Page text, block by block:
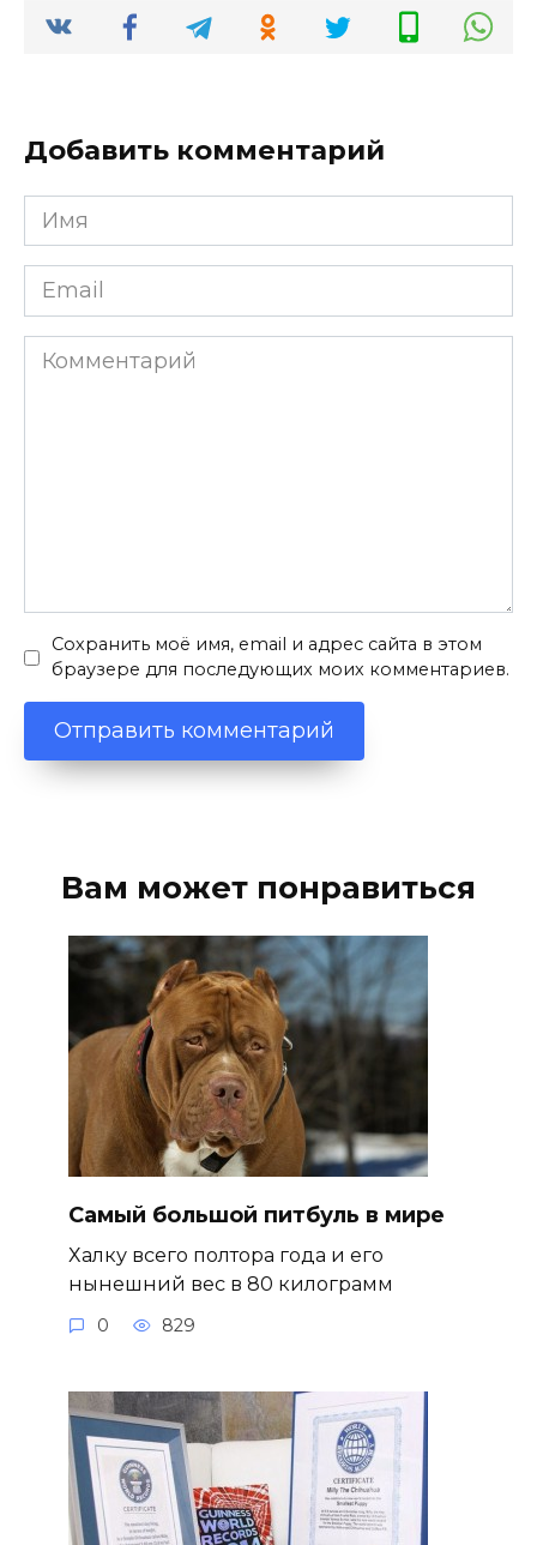
Добавить комментарий
Имя
*
Email
*
Комментарий
Сохранить моё имя, email и адрес сайта в этом
браузере для последующих моих комментариев.
Вам может понравиться
Самый большой питбуль в мире
Халку всего полтора года и его
нынешний вес в 80 килограмм
0 829